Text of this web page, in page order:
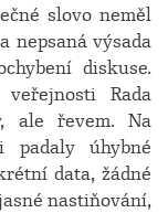
slovo neměl
nepsaná výsada
diskuse.
Rada
ale řevem. Na
padaly úhybné
data, žádné
nastiňování,